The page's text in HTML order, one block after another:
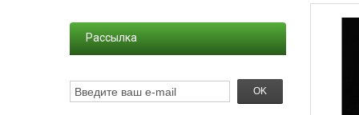
Рассылка
OK